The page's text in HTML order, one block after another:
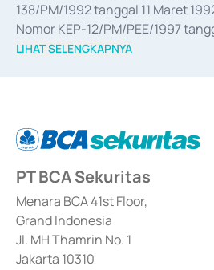
138/PM/1992 tanggal 11 Maret
Nomor KEP-12/PM/PEE/1997
merger, akuisisi, divestasi, dan
LIHAT SELENGKAPNYA
PT BCA Sekuritas
Menara BCA 41st Floor,
Grand Indonesia
Jl. MH Thamrin No. 1
Jakarta 10310